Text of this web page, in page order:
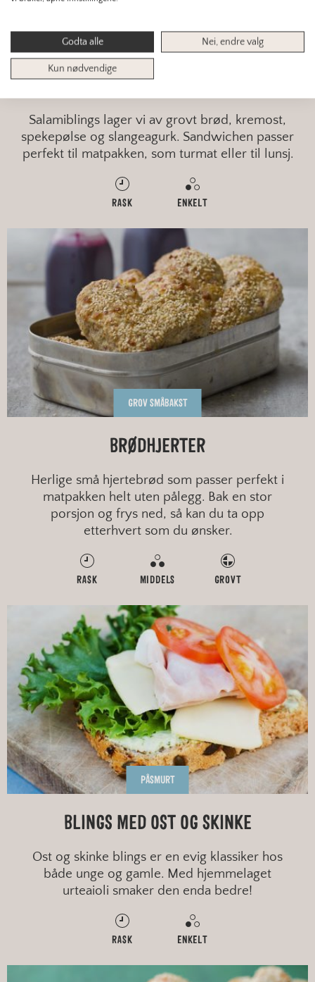
Salamiblings lager vi av grovt brød, kremost,
spekepølse og slangeagurk. Sandwichen passer
perfekt til matpakken, som turmat eller til lunsj.
RASK ENKELT
GROV SMÅBAKST
BRØDHJERTER
Herlige små hjertebrød som passer perfekt i
matpakken helt uten pålegg. Bak en stor
porsjon og frys ned, så kan du ta opp
etterhvert som du ønsker.
RASK MIDDELS GROVT
PÅSMURT
BLINGS MED OST OG SKINKE
Ost og skinke blings er en evig klassiker hos
både unge og gamle. Med hjemmelaget
urteaioli smaker den enda bedre!
RASK ENKELT
Godta alle Nei, endre valg
Kun nødvendige